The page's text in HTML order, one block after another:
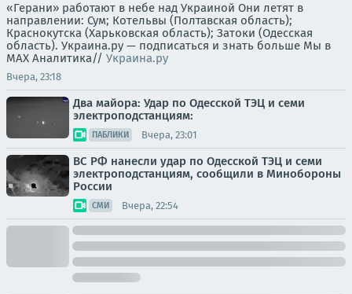
«Герани» работают в небе над Украиной Они летят в
направлении: Сум; Котельвы (Полтавская область);
Краснокутска (Харьковская область); Затоки (Одесская
область). Украина.ру — подписаться и знать больше Мы в
MAX Аналитика// Украина.ру
Вчера, 23:18
Два майора: Удар по Одесской ТЭЦ и семи
электроподстанциям:
ПАБЛИКИ Вчера, 23:01
ВС РФ нанесли удар по Одесской ТЭЦ и семи
электроподстанциям, сообщили в Минобороны
России
СМИ Вчера, 22:54